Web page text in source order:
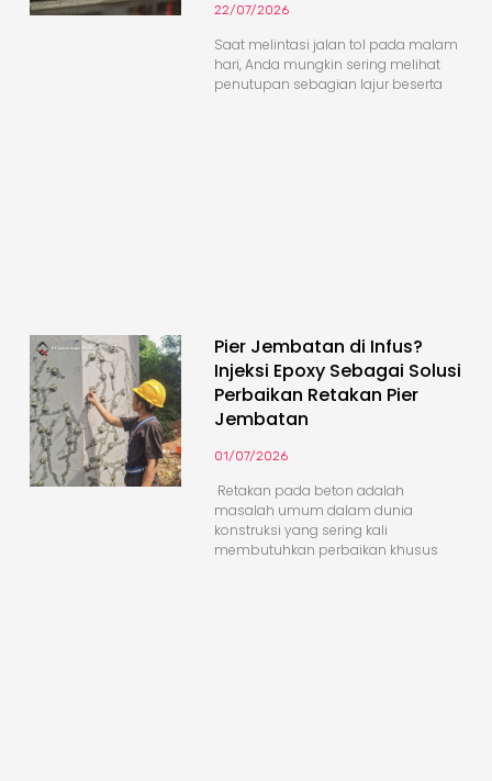
22/07/2026
Saat melintasi jalan tol pada malam
hari, Anda mungkin sering melihat
penutupan sebagian lajur beserta
Pier Jembatan di Infus?
Injeksi Epoxy Sebagai Solusi
Perbaikan Retakan Pier
Jembatan
01/07/2026
Retakan pada beton adalah
masalah umum dalam dunia
konstruksi yang sering kali
membutuhkan perbaikan khusus